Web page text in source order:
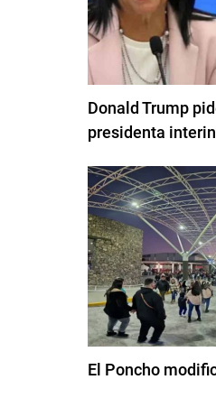
Donald Trump
presidenta
El Poncho